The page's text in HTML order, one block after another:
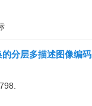
分层多描述图像编码